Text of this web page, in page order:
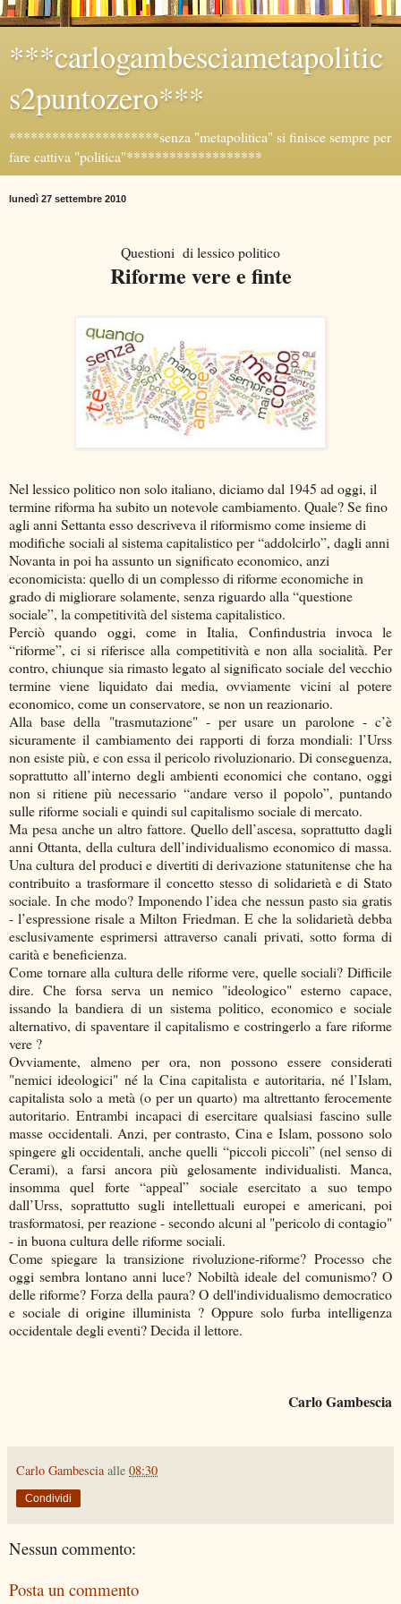
***carlogambesciametapolitic
s2puntozero***
*********************senza "metapolitica" si finisce sempre per
fare cattiva "politica"*******************
lunedì 27 settembre 2010
Questioni di lessico politico
Riforme vere e finte
Nel lessico politico non solo italiano, diciamo dal 1945 ad oggi, il
termine riforma ha subito un notevole cambiamento. Quale? Se fino
agli anni Settanta esso descriveva il riformismo come insieme di
modifiche sociali al sistema capitalistico per “addolcirlo”, dagli anni
Novanta in poi ha assunto un significato economico, anzi
economicista: quello di un complesso di riforme economiche in
grado di migliorare solamente, senza riguardo alla “questione
sociale”, la competitività del sistema capitalistico.
Perciò quando oggi, come in Italia, Confindustria invoca le
“riforme”, ci si riferisce alla competitività e non alla socialità. Per
contro, chiunque sia rimasto legato al significato sociale del vecchio
termine viene liquidato dai media, ovviamente vicini al potere
economico, come un conservatore, se non un reazionario.
Alla base della "trasmutazione" - per usare un parolone - c’è
sicuramente il cambiamento dei rapporti di forza mondiali: l’Urss
non esiste più, e con essa il pericolo rivoluzionario. Di conseguenza,
soprattutto all’interno degli ambienti economici che contano, oggi
non si ritiene più necessario “andare verso il popolo”, puntando
sulle riforme sociali e quindi sul capitalismo sociale di mercato.
Ma pesa anche un altro fattore. Quello dell’ascesa, soprattutto dagli
anni Ottanta, della cultura dell’individualismo economico di massa.
Una cultura del produci e divertiti di derivazione statunitense che ha
contribuito a trasformare il concetto stesso di solidarietà e di Stato
sociale. In che modo? Imponendo l’idea che nessun pasto sia gratis
- l’espressione risale a Milton Friedman. E che la solidarietà debba
esclusivamente esprimersi attraverso canali privati, sotto forma di
carità e beneficienza.
Come tornare alla cultura delle riforme vere, quelle sociali? Difficile
dire. Che forsa serva un nemico "ideologico" esterno capace,
issando la bandiera di un sistema politico, economico e sociale
alternativo, di spaventare il capitalismo e costringerlo a fare riforme
vere ?
Ovviamente, almeno per ora, non possono essere considerati
"nemici ideologici" néla Cina capitalista e autoritaria, né l’Islam,
capitalista solo a metà (o per un quarto) ma altrettanto ferocemente
autoritario. Entrambi incapaci di esercitare qualsiasi fascino sulle
masse occidentali. Anzi, per contrasto, Cina e Islam, possono solo
spingere gli occidentali, anche quelli “piccoli piccoli” (nel senso di
Cerami), a farsi ancora più gelosamente individualisti. Manca,
insomma quel forte “appeal” sociale esercitato a suo tempo
dall’Urss, soprattutto sugli intellettuali europei e americani, poi
trasformatosi, per reazione - secondo alcuni al "pericolo di contagio"
- in buona cultura delle riforme sociali.
Come spiegare la transizione rivoluzione-riforme? Processo che
oggi sembra lontano anni luce? Nobiltà ideale del comunismo? O
delle riforme? Forza della paura? O dell'individualismo democratico
e sociale di origine illuminista ? Oppure solo furba intelligenza
occidentale degli eventi? Decida il lettore.
Carlo Gambescia
Carlo Gambescia alle 08:30
Condividi
Nessun commento:
Posta un commento